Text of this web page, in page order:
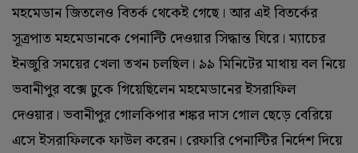
মহমেডান জিতলেও বিতর্ক থেকেই গেছে। আর এই বিতর্কের
সূত্রপাত মহমেডানকে পেনাল্টি দেওয়ার সিদ্ধান্ত ঘিরে। ম্যাচের
ইনজুরি সময়ের খেলা তখন চলছিল। ৯৯ মিনিটের মাথায় বল নিয়ে
ভবানীপুর বক্সে ঢুকে গিয়েছিলেন মহমেডানের ইসরাফিল
দেওয়ার। ভবানীপুর গোলকিপার শঙ্কর দাস গোল ছেড়ে বেরিয়ে
এসে ইসরাফিলকে ফাউল করেন। রেফারি পেনাল্টির নির্দেশ দিয়ে